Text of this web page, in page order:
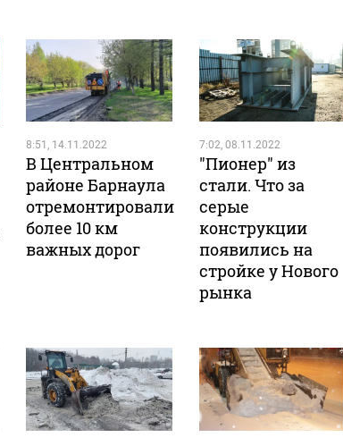
8:51, 14.11.2022
В Центральном
районе Барнаула
отремонтировали
более 10 км
важных дорог
7:02, 08.11.2022
"Пионер" из
стали. Что за
серые
конструкции
появились на
стройке у Нового
рынка